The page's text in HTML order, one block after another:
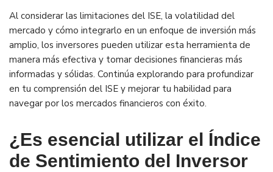
Al considerar las limitaciones del ISE, la volatilidad del
mercado y cómo integrarlo en un enfoque de inversión más
amplio, los inversores pueden utilizar esta herramienta de
manera más efectiva y tomar decisiones financieras más
informadas y sólidas. Continúa explorando para profundizar
en tu comprensión del ISE y mejorar tu habilidad para
navegar por los mercados financieros con éxito.
¿Es esencial utilizar el Índice
de Sentimiento del Inversor